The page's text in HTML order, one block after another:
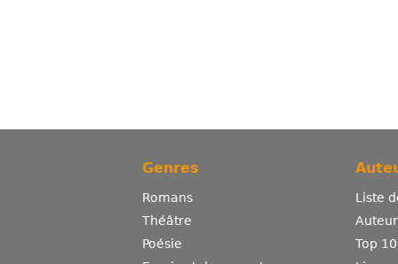
Genres
Romans
Théâtre
Poésie
Liste
Top